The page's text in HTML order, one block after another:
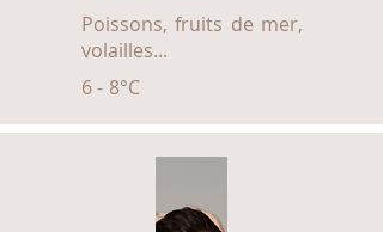
Poissons, fruits de mer,
volailles...
6 - 8°C